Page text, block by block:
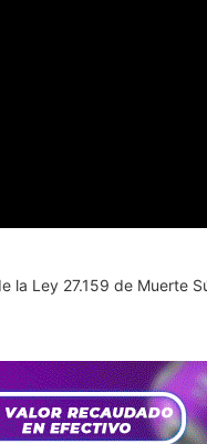
la Ley 27.159 de Muerte